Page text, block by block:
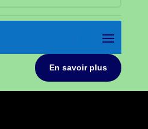
En savoir plus